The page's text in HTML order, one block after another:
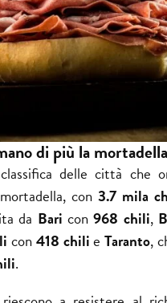
di più la mortadella
delle città che
con3.7 mila
da Bari con968 chili,
con418 chilieTaranto,
.